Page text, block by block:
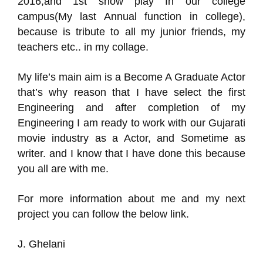
campus(My last Annual function in college),
because is tribute to all my junior friends, my
teachers etc.. in my collage.
My life’s main aim is a Become A Graduate Actor
that’s why reason that I have select the first
Engineering and after completion of my
Engineering I am ready to work with our Gujarati
movie industry as a Actor, and Sometime as
writer. and I know that I have done this because
you all are with me.
For more information about me and my next
project you can follow the below link.
J. Ghelani